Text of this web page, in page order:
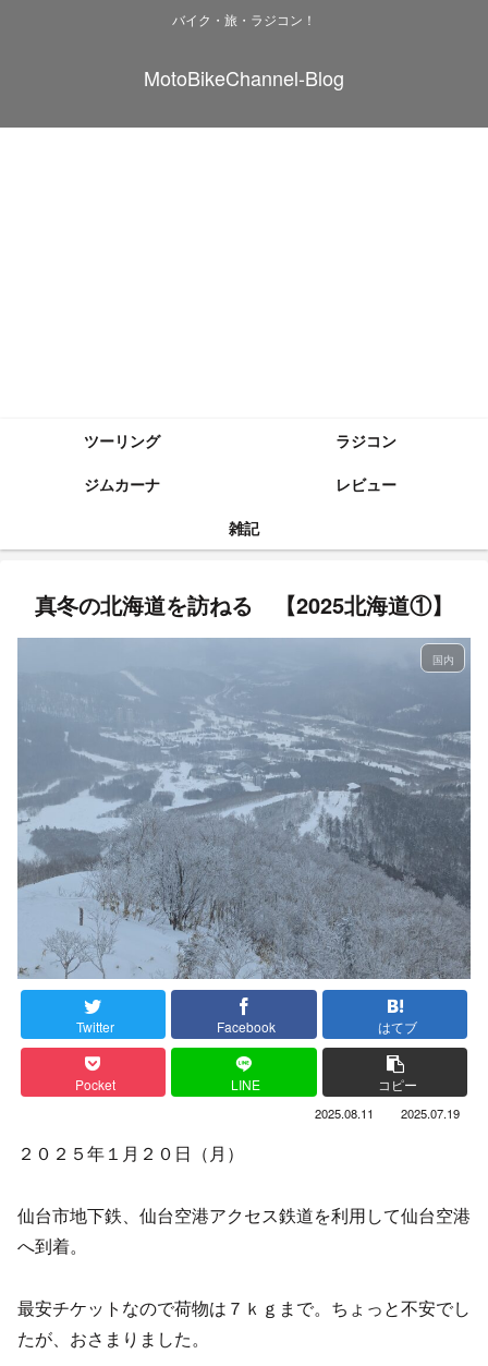
バイク・旅・ラジコン！
MotoBikeChannel-Blog
ツーリング
ラジコン
ジムカーナ
レビュー
雑記
真冬の北海道を訪ねる 【2025北海道①】
国内
Twitter Facebook はてブ
Pocket LINE コピー
2025.08.11 2025.07.19
２０２５年１月２０日（月）
仙台市地下鉄、仙台空港アクセス鉄道を利用して仙台空港
へ到着。
最安チケットなので荷物は７ｋｇまで。ちょっと不安でし
たが、おさまりました。